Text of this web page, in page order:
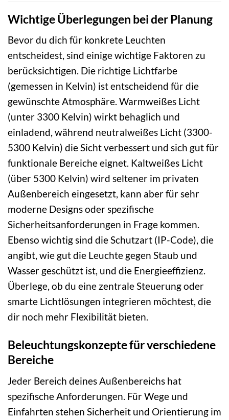
Wichtige Überlegungen bei der Planung
Bevor du dich für konkrete Leuchten
entscheidest, sind einige wichtige Faktoren zu
berücksichtigen. Die richtige Lichtfarbe
(gemessen in Kelvin) ist entscheidend für die
gewünschte Atmosphäre. Warmweißes Licht
(unter 3300 Kelvin) wirkt behaglich und
einladend, während neutralweißes Licht (3300-
5300 Kelvin) die Sicht verbessert und sich gut für
funktionale Bereiche eignet. Kaltweißes Licht
(über 5300 Kelvin) wird seltener im privaten
Außenbereich eingesetzt, kann aber für sehr
moderne Designs oder spezifische
Sicherheitsanforderungen in Frage kommen.
Ebenso wichtig sind die Schutzart (IP-Code), die
angibt, wie gut die Leuchte gegen Staub und
Wasser geschützt ist, und die Energieeffizienz.
Überlege, ob du eine zentrale Steuerung oder
smarte Lichtlösungen integrieren möchtest, die
dir noch mehr Flexibilität bieten.
Beleuchtungskonzepte für verschiedene
Bereiche
Jeder Bereich deines Außenbereichs hat
spezifische Anforderungen. Für Wege und
Einfahrten stehen Sicherheit und Orientierung im